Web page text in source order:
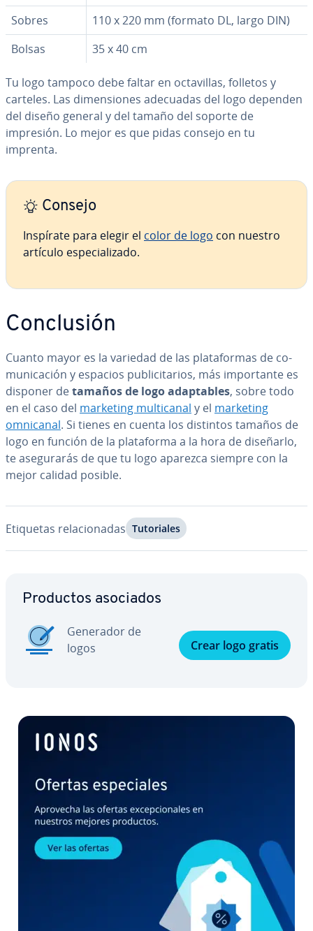
Sobres
110 x 220 mm (formato DL, largo DIN)
Bolsas
35 x 40 cm
Tu logo tampoco debe faltar en oc­ta­vi­llas, folletos y
carteles. Las di­me­n­sio­nes adecuadas del logo dependen
del diseño general y del tamaño del soporte de
impresión. Lo mejor es que pidas consejo en tu
imprenta.
Consejo
Inspírate para elegir el color de logo con nuestro
artículo es­pe­cia­li­za­do.
Co­n­clu­sión
Cuanto mayor es la variedad de las pla­ta­fo­r­mas de co­
mu­ni­ca­ción y espacios pu­bli­ci­ta­rios, más im­po­r­ta­n­te es
disponer detamaños de logo ada­p­ta­bles, sobre todo
en el caso del marketing mu­l­ti­ca­nal y el marketing
omnicanal. Si tienes en cuenta los distintos tamaños de
logo en función de la pla­ta­fo­r­ma a la hora de diseñarlo,
te ase­gu­ra­rás de que tu logo aparezca siempre con la
mejor calidad posible.
Etiquetas re­la­cio­na­das Tu­to­ria­les
Productos asociados
Generador de
logos
Crear logo gratis